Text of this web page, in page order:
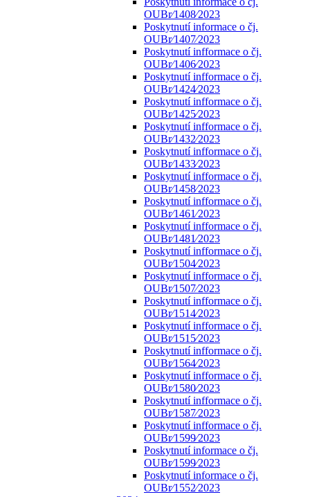
OUBr⁄1408⁄2023
Poskytnutí informace o čj.
OUBr⁄1407⁄2023
Poskytnutí infformace o čj.
OUBr⁄1406⁄2023
Poskytnutí infformace o čj.
OUBr⁄1424⁄2023
Poskytnutí infformace o čj.
OUBr⁄1425⁄2023
Poskytnutí infformace o čj.
OUBr⁄1432⁄2023
Poskytnutí infformace o čj.
OUBr⁄1433⁄2023
Poskytnutí infformace o čj.
OUBr⁄1458⁄2023
Poskytnutí infformace o čj.
OUBr⁄1461⁄2023
Poskytnutí infformace o čj.
OUBr⁄1481⁄2023
Poskytnutí infformace o čj.
OUBr⁄1504⁄2023
Poskytnutí infformace o čj.
OUBr⁄1507⁄2023
Poskytnutí infformace o čj.
OUBr⁄1514⁄2023
Poskytnutí infformace o čj.
OUBr⁄1515⁄2023
Poskytnutí infformace o čj.
OUBr⁄1564⁄2023
Poskytnutí infformace o čj.
OUBr⁄1580⁄2023
Poskytnutí infformace o čj.
OUBr⁄1587⁄2023
Poskytnutí infformace o čj.
OUBr⁄1599⁄2023
Poskytnutí informace o čj.
OUBr⁄1599⁄2023
Poskytnutí informace o čj.
OUBr⁄1552⁄2023